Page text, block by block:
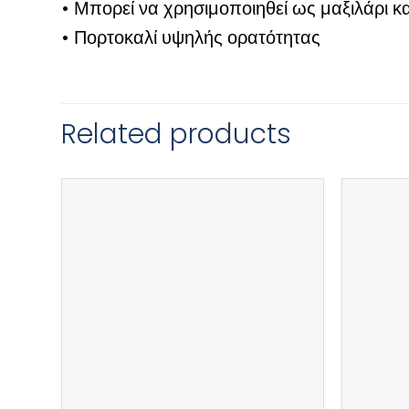
• Μπορεί να χρησιμοποιηθεί ως μαξιλάρι
• Πορτοκαλί υψηλής ορατότητας
Related products